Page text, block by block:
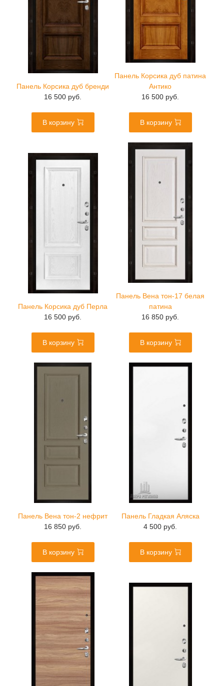
Панель Корсика дуб бренди
16 500 руб.
В корзину
Панель Корсика дуб патина
Антико
16 500 руб.
В корзину
Панель Корсика дуб Перла
16 500 руб.
В корзину
Панель Вена тон-17 белая
патина
16 850 руб.
В корзину
Панель Вена тон-2 нефрит
16 850 руб.
В корзину
Панель Гладкая Аляска
4 500 руб.
В корзину